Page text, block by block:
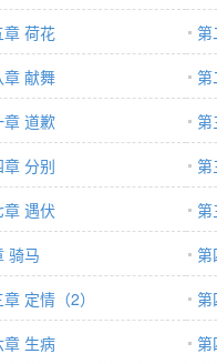
章 荷花
章 献舞
章 道歉
分别
章 遇伏
骑马
定情（2）
章 生病